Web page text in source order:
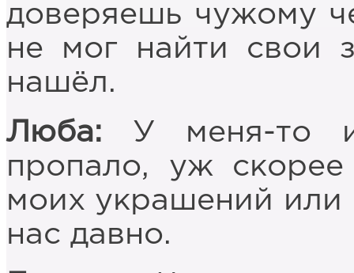
доверяешь чужому
не мог найти свои
нашёл.
Люба: У меня-то
пропало, уж
моих украшений или
нас давно.